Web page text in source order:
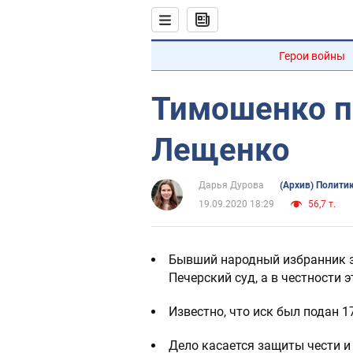
Герои войны
Тимошенко
Лещенко
Дарья Дурова
(Архив)
19.09.2020 18:29
56,7 т.
Бывший народный избранник
Печерский суд, а в честности
Известно, что иск был подан
Дело касается защиты чести